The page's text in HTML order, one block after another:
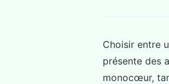
Choisir entre
présente des
monocœur,